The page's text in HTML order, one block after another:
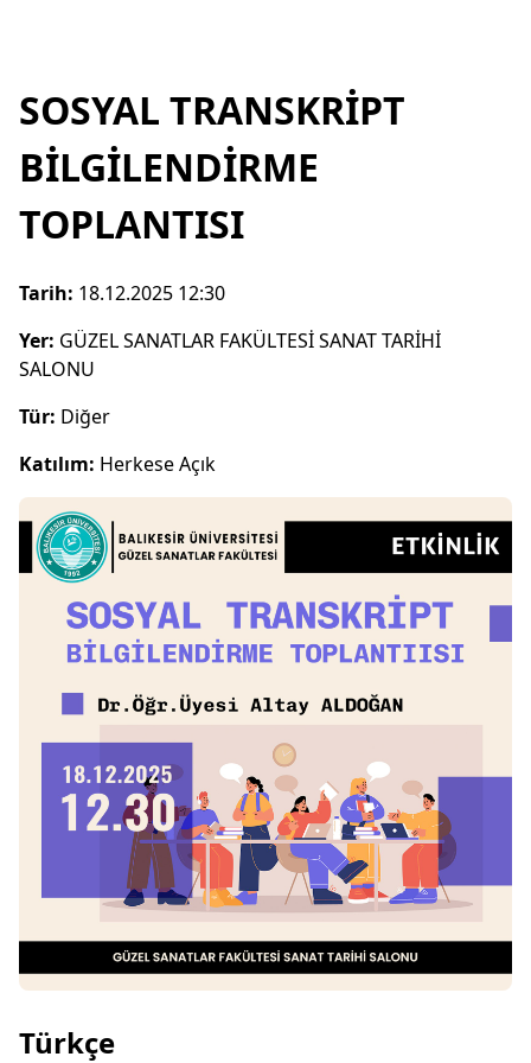
SOSYAL TRANSKRİPT
BİLGİLENDİRME
TOPLANTISI
Tarih: 18.12.2025 12:30
Yer: GÜZEL SANATLAR FAKÜLTESİ SANAT TARİHİ
SALONU
Tür: Diğer
Katılım: Herkese Açık
Türkçe